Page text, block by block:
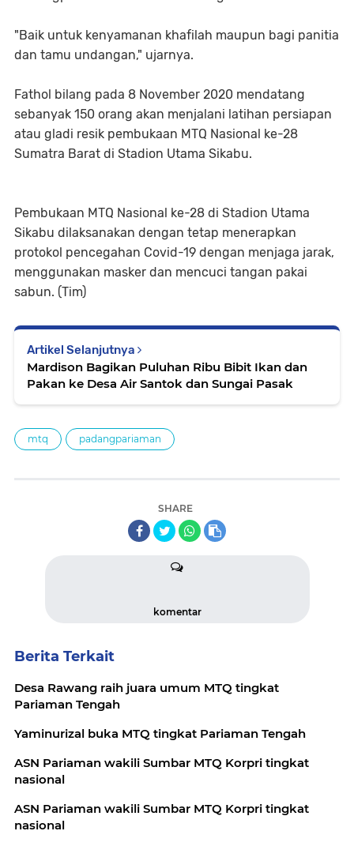
"Baik untuk kenyamanan khafilah maupun bagi panitia
dan tamu undangan," ujarnya.
Fathol bilang pada 8 November 2020 mendatang
sebanyak 150 orang akan menjalani latihan persiapan
atau gladi resik pembukaan MTQ Nasional ke-28
Sumatra Barat di Stadion Utama Sikabu.
Pembukaan MTQ Nasional ke-28 di Stadion Utama
Sikabu dilaksanakan dengan tetap menerapkan
protokol pencegahan Covid-19 dengan menjaga jarak,
menggunakan masker dan mencuci tangan pakai
sabun. (Tim)
Artikel Selanjutnya
Mardison Bagikan Puluhan Ribu Bibit Ikan dan
Pakan ke Desa Air Santok dan Sungai Pasak
mtq padangpariaman
SHARE
komentar
Berita Terkait
Desa Rawang raih juara umum MTQ tingkat
Pariaman Tengah
Yaminurizal buka MTQ tingkat Pariaman Tengah
ASN Pariaman wakili Sumbar MTQ Korpri tingkat
nasional
ASN Pariaman wakili Sumbar MTQ Korpri tingkat
nasional